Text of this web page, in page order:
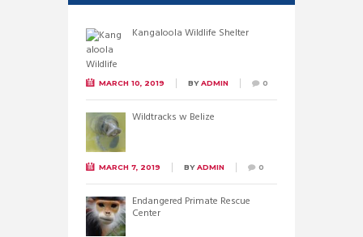
Kangaloola Wildlife Shelter
MARCH 10, 2019 BYADMIN 0
Wildtracks w Belize
MARCH 7, 2019 BYADMIN 0
Endangered Primate Rescue
Center